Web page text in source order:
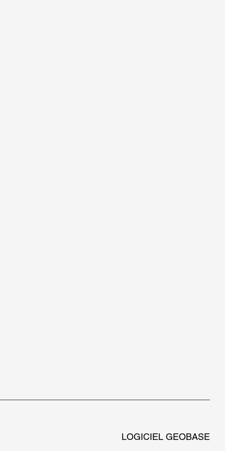
LOGICIEL GEOBASE